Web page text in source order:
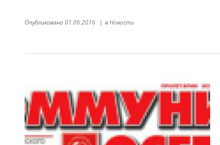
Опубликовано 01.06.2016 | вНовости